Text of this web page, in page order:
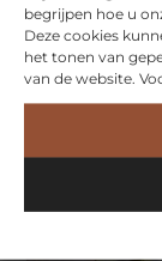
begrijpen hoe u
Deze cookies
het tonen van
van de website.